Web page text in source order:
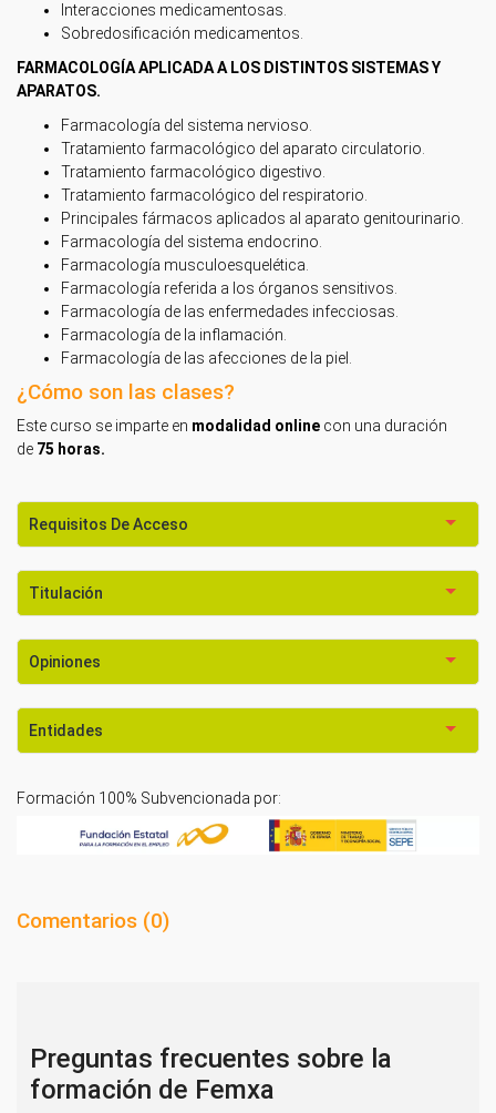
Interacciones medicamentosas.
Sobredosificación medicamentos.
FARMACOLOGÍA APLICADA A LOS DISTINTOS SISTEMAS Y
APARATOS.
Farmacología del sistema nervioso.
Tratamiento farmacológico del aparato circulatorio.
Tratamiento farmacológico digestivo.
Tratamiento farmacológico del respiratorio.
Principales fármacos aplicados al aparato genitourinario.
Farmacología del sistema endocrino.
Farmacología musculoesquelética.
Farmacología referida a los órganos sensitivos.
Farmacología de las enfermedades infecciosas.
Farmacología de la inflamación.
Farmacología de las afecciones de la piel.
¿Cómo son las clases?
Este curso se imparte en modalidad online con una duración
de 75 horas.
Requisitos De Acceso
Titulación
Opiniones
Entidades
Formación 100% Subvencionada por:
Comentarios (0)
Preguntas frecuentes sobre la
formación de Femxa